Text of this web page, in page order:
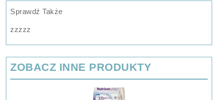
Sprawdź Także
zzzzz
ZOBACZ INNE PRODUKTY